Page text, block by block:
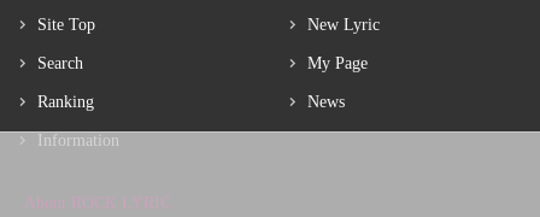
Site Top
Search
Ranking
Information
New Lyric
My Page
News
About ROCK LYRIC